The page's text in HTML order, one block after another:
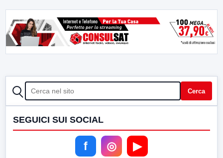
CERCA Cerca
SEGUICI SUI SOCIAL
f ◎ ▶